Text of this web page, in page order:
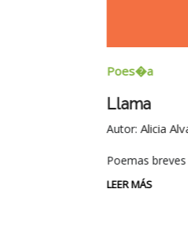
Poes�a
Llama
Autor: Alicia
Poemas breves
LEER MÁS